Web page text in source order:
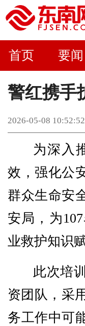
首页 要闻
警红携手
2026-05-08
为深入
效，强化公
群众生命安
安局，为
业救护知识
此次培
资团队，采
务工作中可